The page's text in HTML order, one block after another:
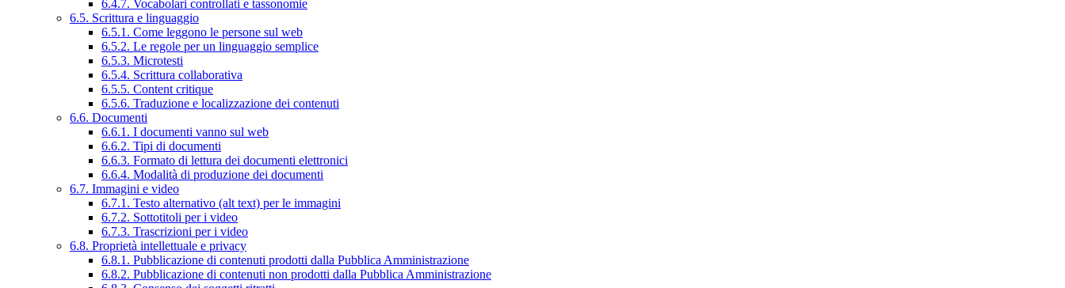
6.4.7. Vocabolari controllati e tassonomie
6.5. Scrittura e linguaggio
6.5.1. Come leggono le persone sul web
6.5.2. Le regole per un linguaggio semplice
6.5.3. Microtesti
6.5.4. Scrittura collaborativa
6.5.5. Content critique
6.5.6. Traduzione e localizzazione dei contenuti
6.6. Documenti
6.6.1. I documenti vanno sul web
6.6.2. Tipi di documenti
6.6.3. Formato di lettura dei documenti elettronici
6.6.4. Modalità di produzione dei documenti
6.7. Immagini e video
6.7.1. Testo alternativo (alt text) per le immagini
6.7.2. Sottotitoli per i video
6.7.3. Trascrizioni per i video
6.8. Proprietà intellettuale e privacy
6.8.1. Pubblicazione di contenuti prodotti dalla Pubblica Amministrazione
6.8.2. Pubblicazione di contenuti non prodotti dalla Pubblica Amministrazione